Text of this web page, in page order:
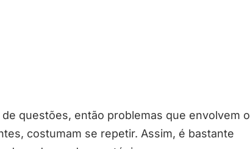
questões, então problemas que envolvem o
costumam se repetir. Assim, é bastante